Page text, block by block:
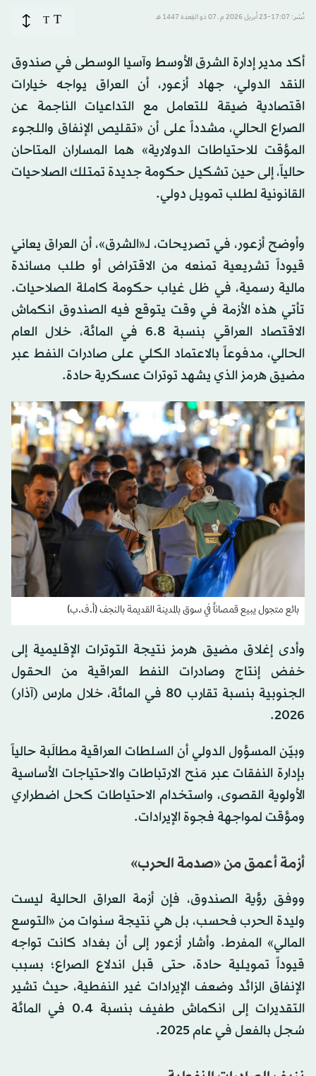
نُشر: 17:07-23 أبريل 2026 م ـ 07 ذو القِعدة 1447 هـ T
T
أكد مدير إدارة الشرق الأوسط وآسيا الوسطى في صندوق
النقد الدولي، جهاد أزعور، أن العراق يواجه خيارات
اقتصادية ضيقة للتعامل مع التداعيات الناجمة عن
الصراع الحالي، مشدداً على أن «تقليص الإنفاق واللجوء
المؤقت للاحتياطات الدولارية» هما المساران المتاحان
حالياً، إلى حين تشكيل حكومة جديدة تمتلك الصلاحيات
القانونية لطلب تمويل دولي.
وأوضح أزعور، في تصريحات، لـ«الشرق»، أن العراق يعاني
قيوداً تشريعية تمنعه من الاقتراض أو طلب مساندة
مالية رسمية، في ظل غياب حكومة كاملة الصلاحيات.
تأتي هذه الأزمة في وقت يتوقع فيه الصندوق انكماش
الاقتصاد العراقي بنسبة 6.8 في المائة، خلال العام
الحالي، مدفوعاً بالاعتماد الكلي على صادرات النفط عبر
مضيق هرمز الذي يشهد توترات عسكرية حادة.
بائع متجول يبيع قمصاناً في سوق بالمدينة القديمة بالنجف (أ.ف.ب)
وأدى إغلاق مضيق هرمز نتيجة التوترات الإقليمية إلى
خفض إنتاج وصادرات النفط العراقية من الحقول
الجنوبية بنسبة تقارب 80 في المائة، خلال مارس (آذار)
2026.
وبيّن المسؤول الدولي أن السلطات العراقية مطالَبة حالياً
بإدارة النفقات عبر مَنح الارتباطات والاحتياجات الأساسية
الأولوية القصوى، واستخدام الاحتياطات كحل اضطراري
ومؤقت لمواجهة فجوة الإيرادات.
أزمة أعمق من «صدمة الحرب»
ووفق رؤية الصندوق، فإن أزمة العراق الحالية ليست
وليدة الحرب فحسب، بل هي نتيجة سنوات من «التوسع
المالي» المفرط. وأشار أزعور إلى أن بغداد كانت تواجه
قيوداً تمويلية حادة، حتى قبل اندلاع الصراع؛ بسبب
الإنفاق الزائد وضعف الإيرادات غير النفطية، حيث تشير
التقديرات إلى انكماش طفيف بنسبة 0.4 في المائة
سُجل بالفعل في عام 2025.